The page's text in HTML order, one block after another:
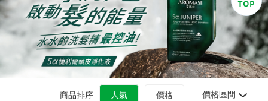
成人照護
美容／個人清潔
食品／健康食補
購物金查詢
優惠券領取
優惠券查詢
商品排序 人氣 價格 價格區間